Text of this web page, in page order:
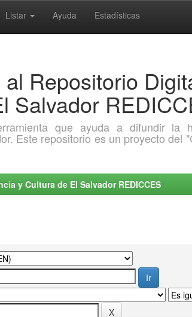
Listar Ayuda Estadísticas
Repositorio
Salvador
que ayuda a difundir la
Este repositorio es un proyecto del
y Cultura de El Salvador REDICCES